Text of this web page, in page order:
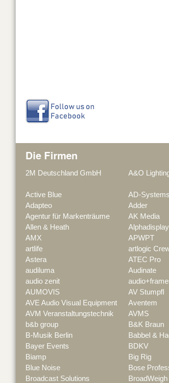
Die Firmen
2M Deutschland GmbH A&O
Active Blue
AD-Systems
Adapteo
Adder
Agentur für Markenträume
AK Media
Allen & Heath
Alphadisplay
AMX
APWPT
artlife
artlogic
Astera
ATEC Pro
audiluma
Audinate
audio zenit
AUMOVIS
AV Stumpfl
AVE Audio Visual Equipment
Aventem
AVM Veranstaltungstechnik
AVMS
b&b group
B&K Braun
B-Musik Berlin
Babbel &
Bayer Events
BDKV
Biamp
Big Rig
Blue Noise
Bose
Broadcast Solutions
BroadWeigh